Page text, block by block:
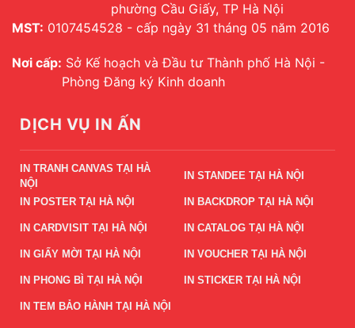
phường Cầu Giấy, TP Hà Nội
MST: 0107454528 - cấp ngày 31 tháng 05 năm 2016
Nơi cấp: Sở Kế hoạch và Đầu tư Thành phố Hà Nội -
Phòng Đăng ký Kinh doanh
DỊCH VỤ IN ẤN
IN TRANH CANVAS TẠI HÀ
NỘI
IN STANDEE TẠI HÀ NỘI
IN POSTER TẠI HÀ NỘI IN BACKDROP TẠI HÀ NỘI
IN CARDVISIT TẠI HÀ NỘI IN CATALOG TẠI HÀ NỘI
IN GIẤY MỜI TẠI HÀ NỘI IN VOUCHER TẠI HÀ NỘI
IN PHONG BÌ TẠI HÀ NỘI IN STICKER TẠI HÀ NỘI
IN TEM BẢO HÀNH TẠI HÀ NỘI